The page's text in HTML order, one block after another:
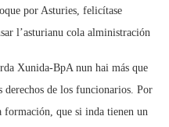
por Asturies, felicítase
l’asturianu cola alministración
Xunida-BpA nun hai más que
de los funcionarios. Por
que si inda tienen un